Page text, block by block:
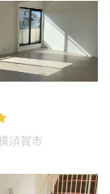
須賀市